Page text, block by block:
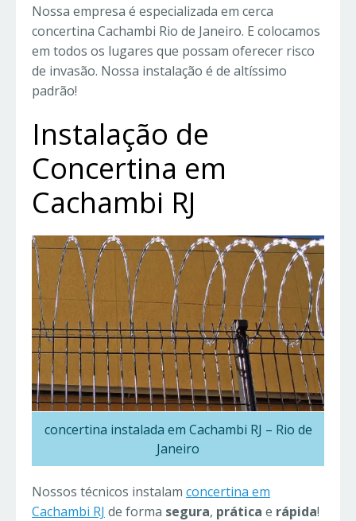
Nossa empresa é especializada em cerca
concertina Cachambi Rio de Janeiro. E colocamos
em todos os lugares que possam oferecer risco
de invasão. Nossa instalação é de altíssimo
padrão!
Instalação de
Concertina em
Cachambi RJ
concertina instalada em Cachambi RJ – Rio de
Janeiro
Nossos técnicos instalam concertina em
Cachambi RJ de forma segura, prática e rápida!